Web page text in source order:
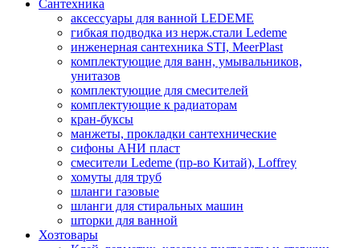
Сантехника
аксессуары для ванной LEDEME
гибкая подводка из нерж.стали Ledeme
инженерная сантехника STI, MeerPlast
комплектующие для ванн, умывальников,
унитазов
комплектующие для смесителей
комплектующие к радиаторам
кран-буксы
манжеты, прокладки сантехнические
сифоны АНИ пласт
смесители Ledeme (пр-во Китай), Loffrey
хомуты для труб
шланги газовые
шланги для стиральных машин
шторки для ванной
Хозтовары